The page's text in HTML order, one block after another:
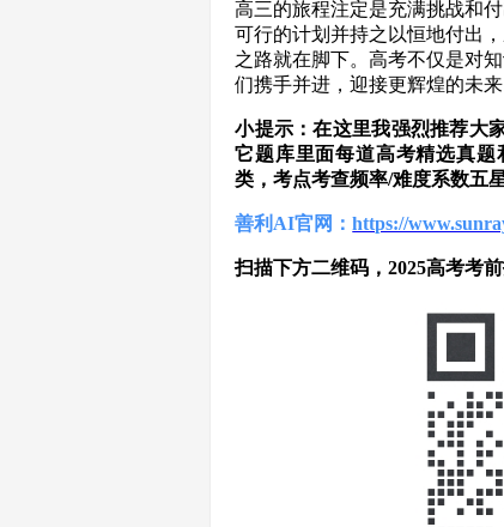
高三的旅程注定是充满挑战和
可行的计划并持之以恒地付出
之路就在脚下。高考不仅是对
们携手并进，迎接更辉煌的未来
小提示：在这里我强烈推荐大
它题库里面每道高考精选真
类，考点考查频率/难度系数五
善利AI官网：https://
扫描下方二维码，2025高考考